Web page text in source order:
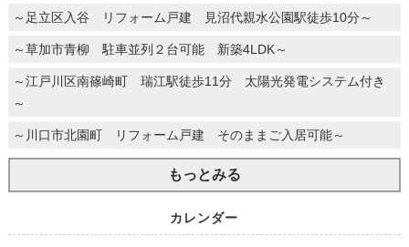
～足立区入谷 リフォーム戸建 見沼代親水公園駅徒歩10分～
～草加市青柳 駐車並列２台可能 新築4LDK～
～江戸川区南篠崎町 瑞江駅徒歩11分 太陽光発電システム付き
～
～川口市北園町 リフォーム戸建 そのままご入居可能～
もっとみる
カレンダー